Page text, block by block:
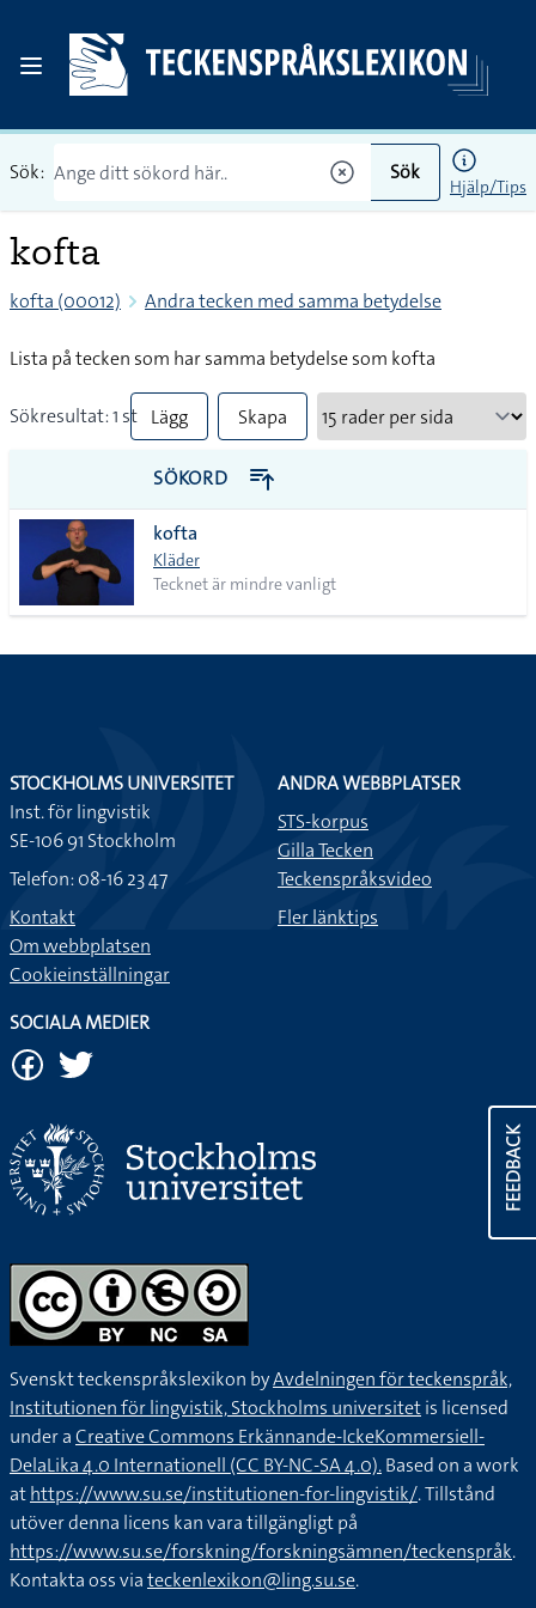
Sök: Sök
Hjälp/Tips
kofta
kofta (00012) Andra tecken med samma betydelse
Lista på tecken som har samma betydelse som kofta
Sökresultat: 1 st Lägg
till
alla i
lista
Skapa
PDF
SÖKORD
kofta
Kläder
Tecknet är mindre vanligt
FEEDBACK
STOCKHOLMS UNIVERSITET
Inst. för lingvistik
SE-106 91 Stockholm
Telefon: 08-16 23 47
Kontakt
Om webbplatsen
Cookieinställningar
ANDRA WEBBPLATSER
STS-korpus
Gilla Tecken
Teckenspråksvideo
Fler länktips
SOCIALA MEDIER
Svenskt teckenspråkslexikon byAvdelningen för teckenspråk,
Institutionen för lingvistik, Stockholms universitetis licensed
under aCreative Commons Erkännande-IckeKommersiell-
DelaLika 4.0 Internationell (CC BY-NC-SA 4.0).Based on a work
athttps://www.su.se/institutionen-for-lingvistik/. Tillstånd
utöver denna licens kan vara tillgängligt på
https://www.su.se/forskning/forskningsämnen/teckenspråk.
Kontakta oss viateckenlexikon@ling.su.se.